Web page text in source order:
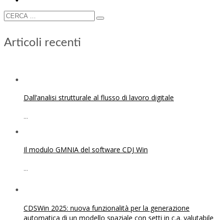
Articoli recenti
Dall’analisi strutturale al flusso di lavoro digitale
...
Il modulo GMNIA del software CDJ Win
...
CDSWin 2025: nuova funzionalità per la generazione
automatica di un modello spaziale con setti in c.a. valutabile